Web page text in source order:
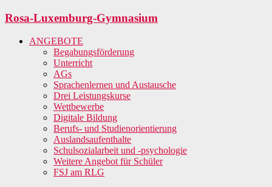
Zum
springen
Rosa-Luxemburg-Gymnasium
ANGEBOTE
Begabungsförderung
Unterricht
AGs
Sprachenlernen und Austausche
Drei Leistungskurse
Wettbewerbe
Digitale Bildung
Berufs- und Studienorientierung
Auslandsaufenthalte
Schulsozialarbeit und -psychologie
Weitere Angebot für Schüler
FSJ am RLG